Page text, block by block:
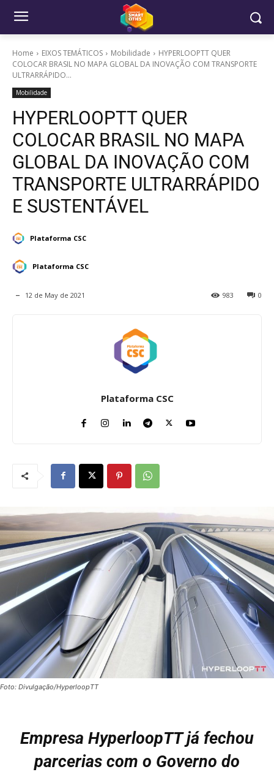
Home EIXOS TEMÁTICOS Mobilidade
HYPERLOOPTT QUER
COLOCAR BRASIL NO MAPA GLOBAL DA INOVAÇÃO COM TRANSPORTE
ULTRARRÁPIDO...
Mobilidade
HYPERLOOPTT QUER
COLOCAR BRASIL NO MAPA
GLOBAL DA INOVAÇÃO COM
TRANSPORTE ULTRARRÁPIDO
E SUSTENTÁVEL
Plataforma CSC
Plataforma CSC
12 de May de 2021 0
983
Plataforma CSC
Foto: Divulgação/HyperloopTT
Empresa HyperloopTT já fechou
parcerias com o Governo do